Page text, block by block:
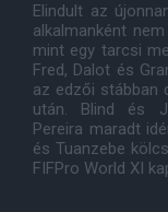
Elindult az
alkalmanként
mint egy tarcsi
Fred, Dalot és
az edzői stábban
után. Blind és
Pereira maradt
és Tuanzebe
FIFPro World XI